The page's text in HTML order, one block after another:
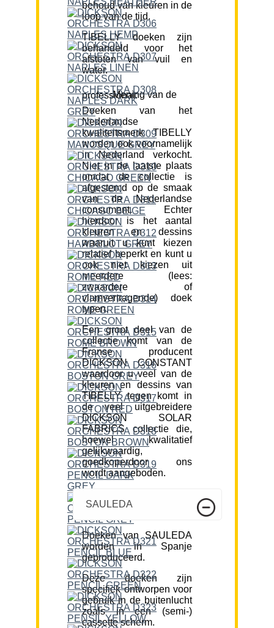
behoud van kleuren in de
loop van de tijd.
TIBELLY doeken zijn
behandeld voor het
afstoten van vuil en
water.
Mening van de professional:
Doeken van het
Nederlandse
kwaliteitsmerk TIBELLY
worden ook voornamelijk
in Nederland verkocht.
Niet in de laatste plaats
omdat de collectie is
afgestemd op de smaak
van de Nederlandse
consument. Echter
hierdoor is het aantal
kleuren en dessins
waaruit u kunt kiezen
relatief beperkt en kunt u
ook niet kiezen uit
meerdere (lees:
zwaardere of
vlamvertragende) doek
typen.
Een groot deel van de
collectie komt van de
Franse producent
DICKSON CONSTANT
waardoor u veel van de
kleuren en dessins van
TIBELLY tegen komt in
de veel uitgebreidere
DICKSON SOLAR
FABRICS collectie die,
hoewel kwalitatief
gelijkwaardig,
goedkoperdoor ons
wordt aangeboden.
SAULEDA
Doeken van SAULEDA
worden in Spanje
geproduceerd.
Deze doeken zijn
specifiek ontworpen voor
gebruik in de buitenlucht
zoals in een (semi-)
cassette scherm.